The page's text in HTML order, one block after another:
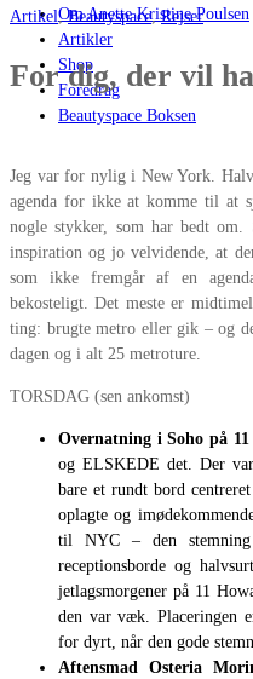
Om Anette Kristine Poulsen
Artikler
Shop
Foredrag
Beautyspace Boksen
Artikel,Beautyspace,Rejser
For dig, der vil
Jeg var for nylig i New York.
agenda for ikke at komme til at
nogle stykker, som har bedt
inspiration og jo velvidende, at
som ikke fremgår af en
bekosteligt. Det meste er
ting: brugte metro eller gik – og
dagen og i alt 25 metroture.
TORSDAG (sen ankomst)
Overnatning i Soho på
og ELSKEDE det. Der
bare et rundt bord
oplagte og
til NYC – den
receptionsborde og
jetlagsmorgener på 11
den var væk. Placeringen
for dyrt, når den gode
Aftensmad Osteria